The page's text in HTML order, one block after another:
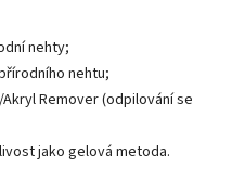
nehty;
nehtu;
Remover (odpilování se
jako gelová metoda.